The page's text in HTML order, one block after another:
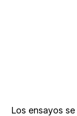
Los ensayos